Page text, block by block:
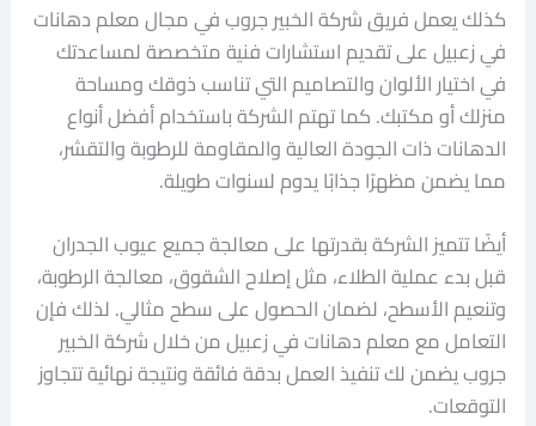
كذلك يعمل فريق شركة الخبير جروب في مجال معلم دهانات
في زعبيل على تقديم استشارات فنية متخصصة لمساعدتك
في اختيار الألوان والتصاميم التي تناسب ذوقك ومساحة
منزلك أو مكتبك. كما تهتم الشركة باستخدام أفضل أنواع
الدهانات ذات الجودة العالية والمقاومة للرطوبة والتقشر،
مما يضمن مظهرًا جذابًا يدوم لسنوات طويلة.
أيضًا تتميز الشركة بقدرتها على معالجة جميع عيوب الجدران
قبل بدء عملية الطلاء، مثل إصلاح الشقوق، معالجة الرطوبة،
وتنعيم الأسطح، لضمان الحصول على سطح مثالي. لذلك فإن
التعامل مع معلم دهانات في زعبيل من خلال شركة الخبير
جروب يضمن لك تنفيذ العمل بدقة فائقة ونتيجة نهائية تتجاوز
التوقعات.